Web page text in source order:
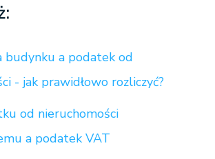
budynku a podatek od
- jak prawidłowo rozliczyć?
od nieruchomości
a podatek VAT